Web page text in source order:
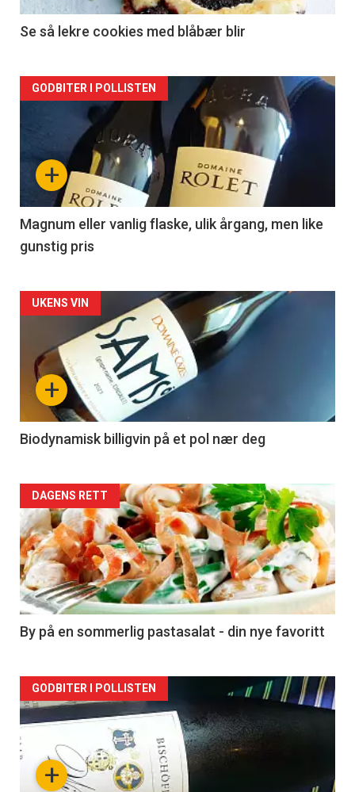
2
Se så lekre cookies med blåbær blir
Forsiden
akkurat
nå
3
+
GODBITER I POLLISTEN
Magnum eller vanlig flaske, ulik årgang, men like
gunstig pris
Forsiden
akkurat
nå
4
+
UKENS VIN
Biodynamisk billigvin på et pol nær deg
Forsiden
akkurat
nå
-
5
DAGENS RETT
By på en sommerlig pastasalat - din nye favoritt
Forsiden
akkurat
nå+
GODBITER I POLLISTEN